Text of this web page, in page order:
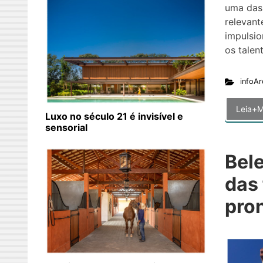
uma
os
Luxo no século 21 é invisível e
sensorial